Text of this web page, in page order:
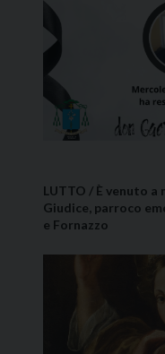
LUTTO / È venuto a
Giudice, parroco
e Fornazzo